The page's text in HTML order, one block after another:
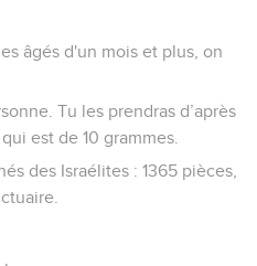
âgés d'un mois et plus, on
Tu les prendras d’après
est de 10 grammes.
des Israélites : 1365 pièces,